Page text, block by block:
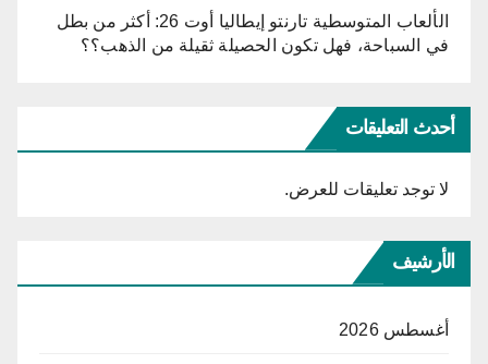
الألعاب المتوسطية تارنتو إيطاليا أوت 26: أكثر من بطل
في السباحة، فهل تكون الحصيلة ثقيلة من الذهب؟؟
أحدث التعليقات
لا توجد تعليقات للعرض.
الأرشيف
أغسطس 2026